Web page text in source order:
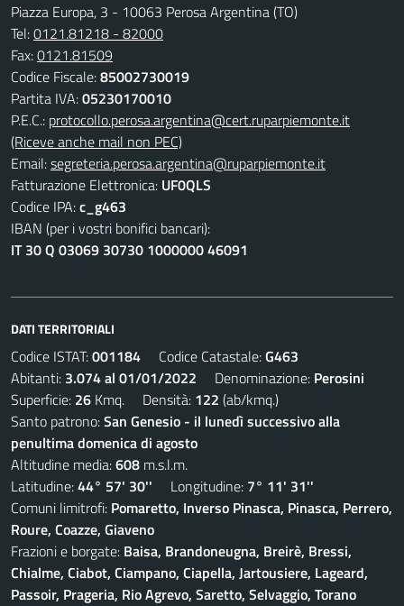
Piazza Europa, 3 - 10063 Perosa Argentina (TO)
Tel:0121.81218 - 82000
Fax:0121.81509
Codice Fiscale:85002730019
Partita IVA:05230170010
P.E.C.: protocollo.perosa.argentina@cert.ruparpiemonte.it
(Riceve anche mail non PEC)
Email:segreteria.perosa.argentina@ruparpiemonte.it
Fatturazione Elettronica: UF0QLS
Codice IPA:c_g463
IBAN (per i vostri bonifici bancari):
IT 30 Q 03069 30730 1000000 46091
DATI TERRITORIALI
Codice ISTAT:001184 Codice Catastale:G463
Abitanti: 3.074 al 01/01/2022 Denominazione: Perosini
Superficie: 26 Kmq. Densità: 122 (ab/kmq.)
Santo patrono:San Genesio - il lunedì successivo alla
penultima domenica di agosto
Altitudine media:608 m.s.l.m.
Latitudine:44° 57' 30'' Longitudine: 7° 11' 31''
Comuni limitrofi: Pomaretto, Inverso Pinasca, Pinasca, Perrero,
Roure, Coazze, Giaveno
Frazioni e borgate: Baisa, Brandoneugna, Breirè, Bressi,
Chialme, Ciabot, Ciampano, Ciapella, Jartousiere, Lageard,
Passoir, Prageria, Rio Agrevo, Saretto, Selvaggio, Torano